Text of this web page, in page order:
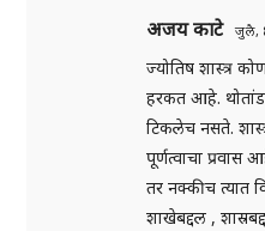
अजय काटे जुलै,
ज्योतिष शास्त्र
हरकत आहे. थोतांड
टिकलेच नसते.
पूर्णत्वाचा प्रवास
तर नक्कीच त्यात
शाखेबद्दल ,